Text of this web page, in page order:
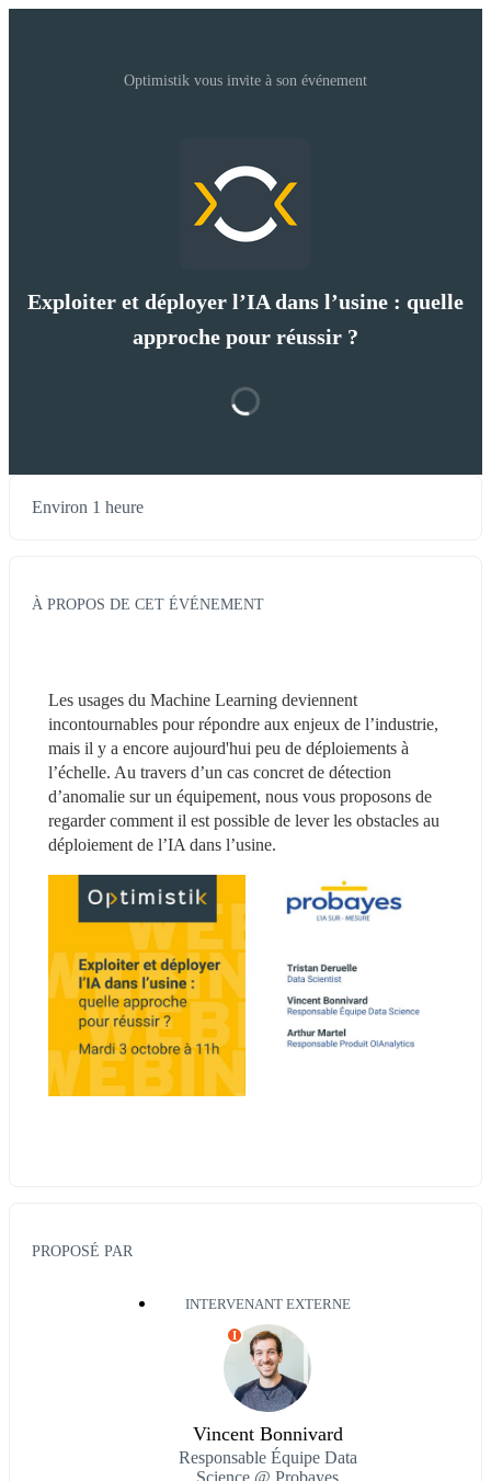
Optimistik vous invite à son événement
Exploiter et déployer l’IA dans l’usine : quelle
approche pour réussir ?
Environ 1 heure
À PROPOS DE CET ÉVÉNEMENT
Les usages du Machine Learning deviennent
incontournables pour répondre aux enjeux de l’industrie,
mais il y a encore aujourd'hui peu de déploiements à
l’échelle. Au travers d’un cas concret de détection
d’anomalie sur un équipement, nous vous proposons de
regarder comment il est possible de lever les obstacles au
déploiement de l’IA dans l’usine.
PROPOSÉ PAR
INTERVENANT EXTERNE
I
Vincent Bonnivard
Responsable Équipe Data
Science @ Probayes